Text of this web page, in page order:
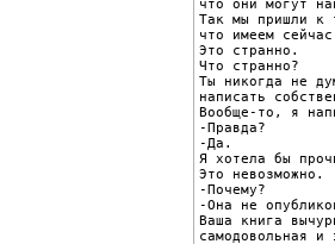
что они могут
Так мы пришли к
что имеем
Это странно.
Что странно?
Ты никогда не
написать
Вообще-то, я
-Правда?
-Да.
Я хотела бы
Это невозможно.
-Почему?
-Она не
Ваша книга
самодовольная и